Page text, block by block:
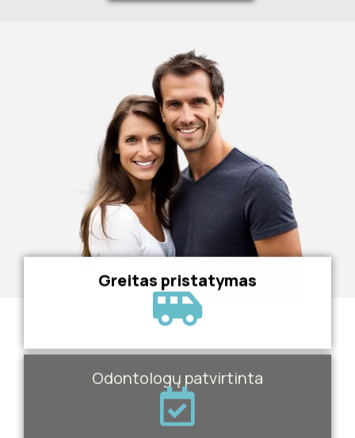
Greitas pristatymas
Odontologų patvirtinta